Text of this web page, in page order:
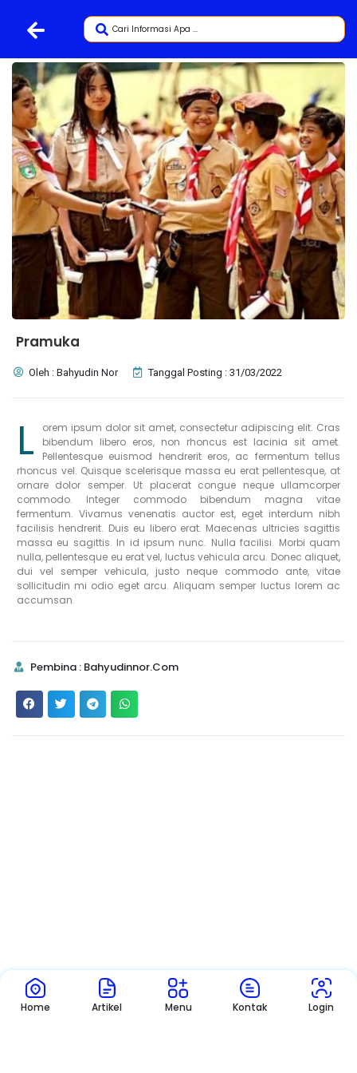
Pramuka
Oleh : Bahyudin Nor Tanggal Posting : 31/03/2022
L
orem ipsum dolor sit amet, consectetur adipiscing elit. Cras
bibendum libero eros, non rhoncus est lacinia sit amet.
Pellentesque euismod hendrerit eros, ac fermentum tellus
rhoncus vel. Quisque scelerisque massa eu erat pellentesque, at
ornare dolor semper. Ut placerat congue neque ullamcorper
commodo. Integer commodo bibendum magna vitae
fermentum. Vivamus venenatis auctor est, eget interdum nibh
facilisis hendrerit. Duis eu libero erat. Maecenas ultricies sagittis
massa eu sagittis. In id ipsum nunc. Nulla facilisi. Morbi quam
nulla, pellentesque eu erat vel, luctus vehicula arcu. Donec aliquet,
dui vel semper vehicula, justo neque commodo ante, vitae
sollicitudin mi odio eget arcu. Aliquam semper luctus lorem ac
accumsan.
Pembina : Bahyudinnor.Com
Home Artikel Menu Kontak Login